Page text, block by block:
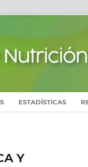
ESTADÍSTICAS
Y